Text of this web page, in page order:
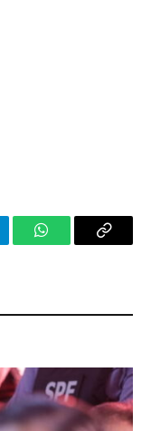
WhatsAppCopy